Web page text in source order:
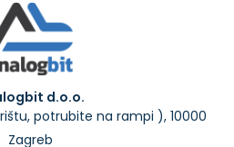
d.o.o.
potrubite na rampi ), 10000
Zagreb